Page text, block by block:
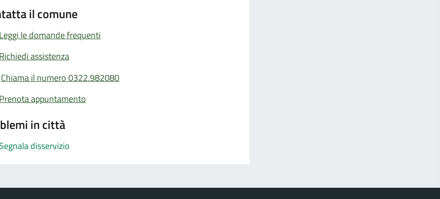
il comune
Leggi le domande frequenti
Richiedi assistenza
Chiama il numero 0322.982080
Prenota appuntamento
in città
Segnala disservizio